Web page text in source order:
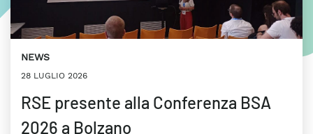
NEWS
28 LUGLIO 2026
RSE presente alla Conferenza BSA
2026 a Bolzano